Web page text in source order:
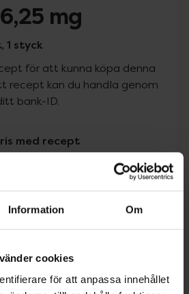
Information Om
cookies
för att anpassa innehållet
mg
1 styck
för att kunna köpa denna
recept kan du handla genom
bank-ID.
med recept
0 kr